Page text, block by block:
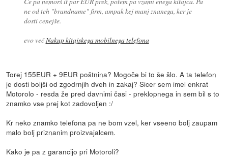
ne od teh "brandname" firm, ampak kej manj znanega, ker je
dosti cenejše.
evo večNakup kitajskega mobilnega telefona
Torej 155EUR + 9EUR poštnina? Mogoče bi to še šlo. A ta telefon
je dosti boljši od zgodrnjih dveh in zakaj? Sicer sem imel enkrat
Motorolo - resda že pred davnimi časi - preklopnega in sem bil s to
znamko vse prej kot zadovoljen :/
Kr neko znamko telefona pa ne bom vzel, ker vseeno bolj zaupam
malo bolj priznanim proizvajalcem.
Kako je pa z garancijo pri Motoroli?